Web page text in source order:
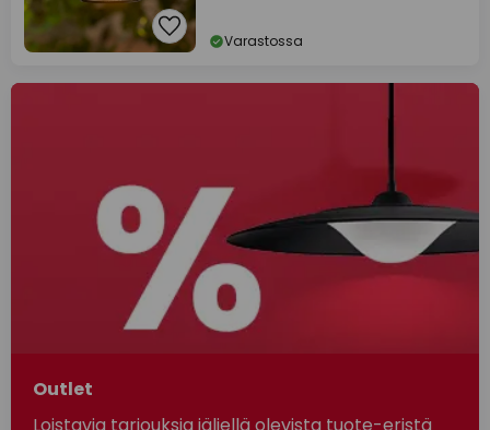
Varastossa
Outlet